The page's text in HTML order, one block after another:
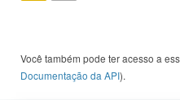
Você também pode ter acesso a
Documentação da API).